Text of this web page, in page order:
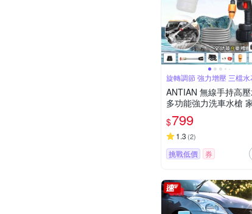
旋轉調節 強力增壓 三檔水
接卡扣
ANTIAN 無線手持高
多功能強力洗車水槍
用電動加壓噴頭 噴水槍
車機 清洗水槍
$799
1.3 (2)
挑戰低價 券